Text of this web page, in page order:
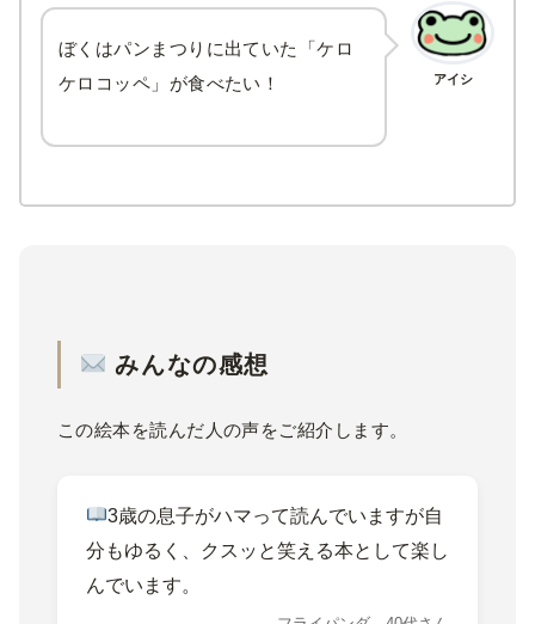
アイシ
ぼくはパンまつりに出ていた「ケロ
ケロコッペ」が食べたい！
みんなの感想
この絵本を読んだ人の声をご紹介します。
3歳の息子がハマって読んでいますが自
分もゆるく、クスッと笑える本として楽し
んでいます。